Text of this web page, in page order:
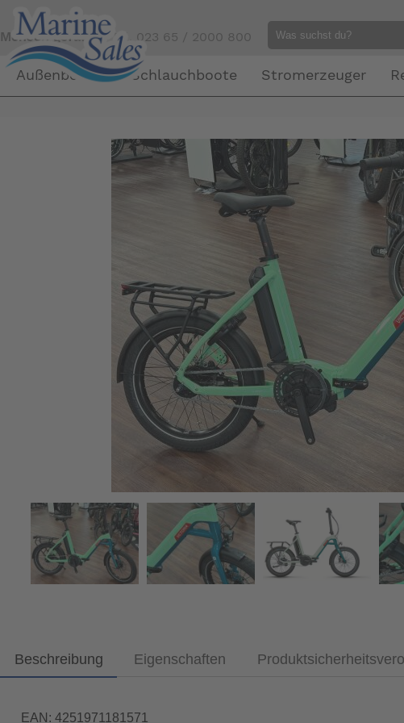
Mensch gefällig?Tel. 023 65 / 2000 800
Außenborder Schlauchboote Stromerzeuger
Beschreibung Eigenschaften
EAN: 4251971181571